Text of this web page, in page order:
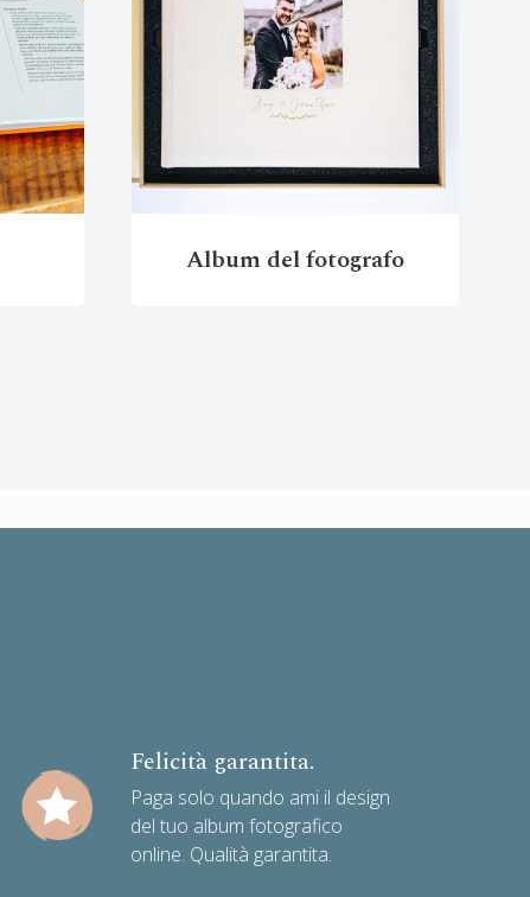
Album del fotografo
Felicità garantita.
Paga solo quando ami il design
del tuo album fotografico
online. Qualità garantita.